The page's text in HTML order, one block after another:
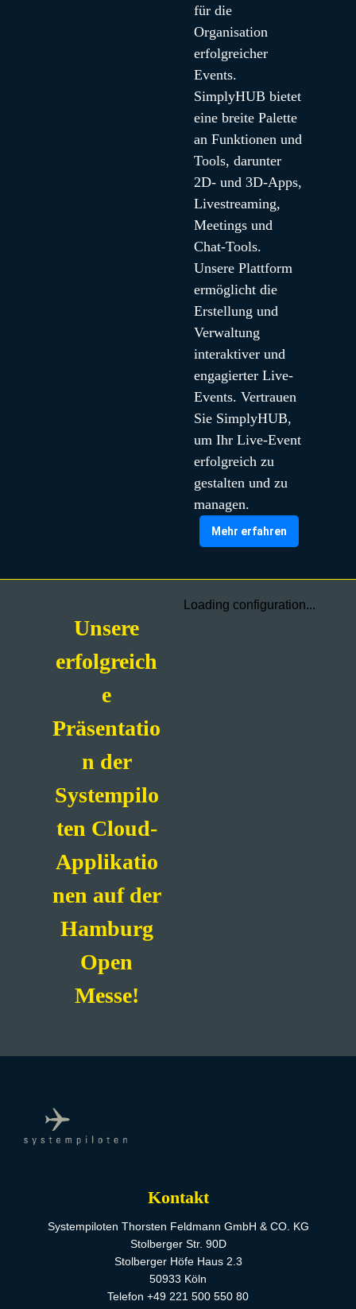
für die
Organisation
erfolgreicher
Events.
SimplyHUB bietet
eine breite Palette
an Funktionen und
Tools, darunter
2D- und 3D-Apps,
Livestreaming,
Meetings und
Chat-Tools.
Unsere Plattform
ermöglicht die
Erstellung und
Verwaltung
interaktiver und
engagierter Live-
Events. Vertrauen
Sie SimplyHUB,
um Ihr Live-Event
erfolgreich zu
gestalten und zu
managen.
Mehr erfahren
Loading configuration...
Unsere
erfolgreich
e
Präsentatio
n der
Systempilo
ten Cloud-
Applikatio
nen auf der
Hamburg
Open
Messe!
Kontakt
Systempiloten Thorsten Feldmann GmbH & CO. KG
Stolberger Str. 90D
Stolberger Höfe Haus 2.3
50933 Köln
Telefon +49 221 500 550 80